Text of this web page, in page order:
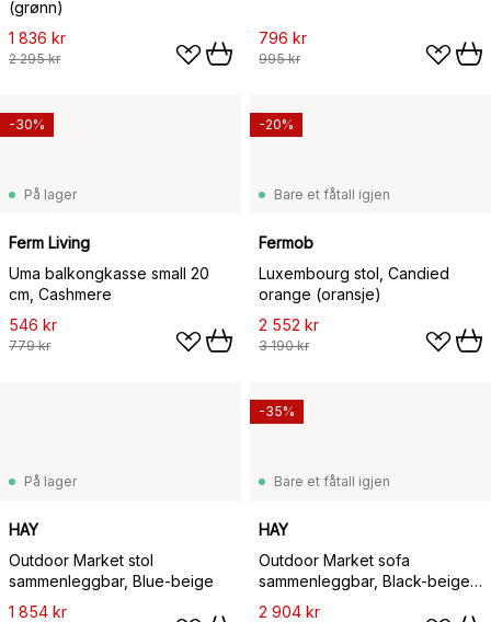
(grønn)
1 836 kr
2 295 kr
796 kr
995 kr
På lager
Ferm Living
Uma balkongkasse small 20
cm, Cashmere
546 kr
779 kr
-30%
Bare et fåtall igjen
Fermob
Luxembourg stol, Candied
orange (oransje)
2 552 kr
3 190 kr
-20%
På lager
HAY
Outdoor Market stol
sammenleggbar, Blue-beige
1 854 kr
Bare et fåtall igjen
HAY
Outdoor Market sofa
sammenleggbar, Black-beige,
2-seter
2 904 kr
-35%